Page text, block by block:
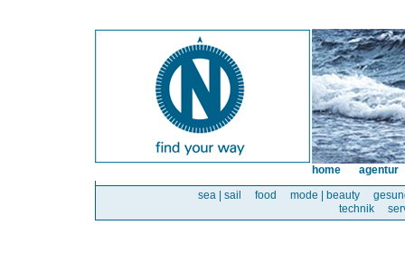
sea | sail food mode | beauty
technik
home agentur